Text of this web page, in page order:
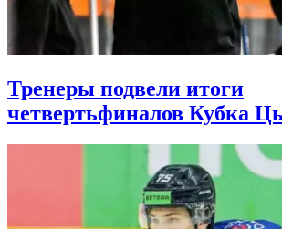
Тренеры подвели итоги
четвертьфиналов Кубка